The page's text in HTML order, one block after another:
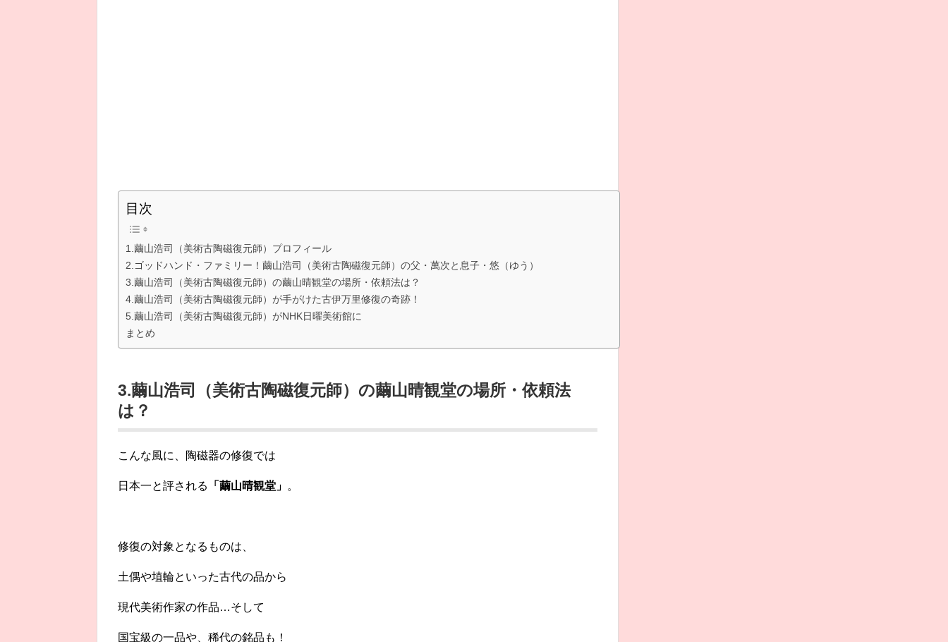
目次
1.繭山浩司（美術古陶磁復元師）プロフィール
2.ゴッドハンド・ファミリー！繭山浩司（美術古陶磁復元師）の父・萬次と息子・悠（ゆう）
3.繭山浩司（美術古陶磁復元師）の繭山晴観堂の場所・依頼法は？
4.繭山浩司（美術古陶磁復元師）が手がけた古伊万里修復の奇跡！
5.繭山浩司（美術古陶磁復元師）がNHK日曜美術館に
まとめ
3.繭山浩司（美術古陶磁復元師）の繭山晴観堂の場所・依頼法
は？
こんな風に、陶磁器の修復では
日本一と評される 「繭山晴観堂」 。
修復の対象となるものは、
土偶や埴輪といった古代の品から
現代美術作家の作品…そして
国宝級の一品や、稀代の銘品も！